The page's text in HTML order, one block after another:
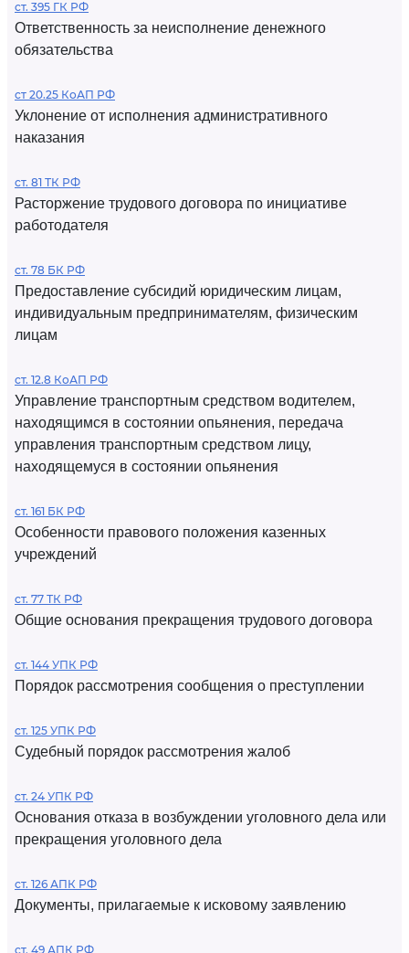
ст. 395 ГК РФ
Ответственность за неисполнение денежного
обязательства
ст 20.25 КоАП РФ
Уклонение от исполнения административного
наказания
ст. 81 ТК РФ
Расторжение трудового договора по инициативе
работодателя
ст. 78 БК РФ
Предоставление субсидий юридическим лицам,
индивидуальным предпринимателям, физическим
лицам
ст. 12.8 КоАП РФ
Управление транспортным средством водителем,
находящимся в состоянии опьянения, передача
управления транспортным средством лицу,
находящемуся в состоянии опьянения
ст. 161 БК РФ
Особенности правового положения казенных
учреждений
ст. 77 ТК РФ
Общие основания прекращения трудового договора
ст. 144 УПК РФ
Порядок рассмотрения сообщения о преступлении
ст. 125 УПК РФ
Судебный порядок рассмотрения жалоб
ст. 24 УПК РФ
Основания отказа в возбуждении уголовного дела или
прекращения уголовного дела
ст. 126 АПК РФ
Документы, прилагаемые к исковому заявлению
ст. 49 АПК РФ